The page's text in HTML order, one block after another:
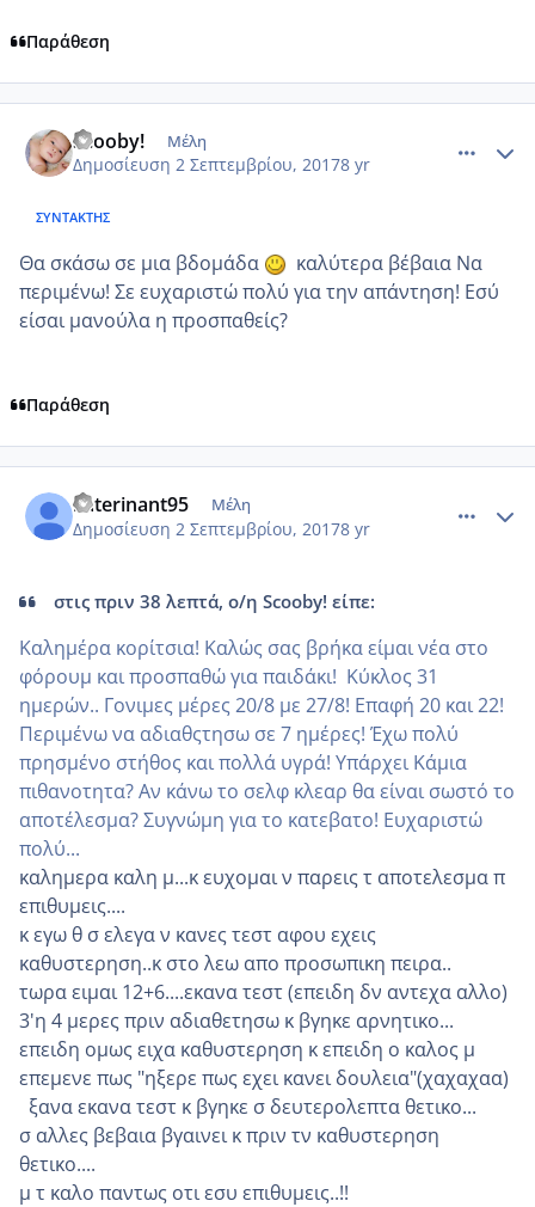
Παράθεση
Scooby! Μέλη
Δημοσίευση 2 Σεπτεμβρίου, 20178 yr
ΣΥΝΤΆΚΤΗΣ
Θα σκάσω σε μια βδομάδα
καλύτερα βέβαια Να
περιμένω! Σε ευχαριστώ πολύ για την απάντηση! Εσύ
είσαι μανούλα η προσπαθείς?
Παράθεση
katerinant95 Μέλη
Δημοσίευση 2 Σεπτεμβρίου, 20178 yr
στις πριν 38 λεπτά, ο/η Scooby! είπε:
Καλημέρα κορίτσια! Καλώς σας βρήκα είμαι νέα στο
φόρουμ και προσπαθώ για παιδάκι! Κύκλος 31
ημερών.. Γονιμες μέρες 20/8 με 27/8! Επαφή 20 και 22!
Περιμένω να αδιαθςτησω σε 7 ημέρες! Έχω πολύ
πρησμένο στήθος και πολλά υγρά! Υπάρχει Κάμια
πιθανοτητα? Αν κάνω το σελφ κλεαρ θα είναι σωστό το
αποτέλεσμα? Συγνώμη για το κατεβατο! Ευχαριστώ
πολύ...
καλημερα καλη μ...κ ευχομαι ν παρεις τ αποτελεσμα π
επιθυμεις....
κ εγω θ σ ελεγα ν κανες τεστ αφου εχεις
καθυστερηση..κ στο λεω απο προσωπικη πειρα..
τωρα ειμαι 12+6....εκανα τεστ (επειδη δν αντεχα αλλο)
3'η 4 μερες πριν αδιαθετησω κ βγηκε αρνητικο...
επειδη ομως ειχα καθυστερηση κ επειδη ο καλος μ
επεμενε πως "ηξερε πως εχει κανει δουλεια"(χαχαχαα)
ξανα εκανα τεστ κ βγηκε σ δευτερολεπτα θετικο...
σ αλλες βεβαια βγαινει κ πριν τν καθυστερηση
θετικο....
μ τ καλο παντως οτι εσυ επιθυμεις..!!